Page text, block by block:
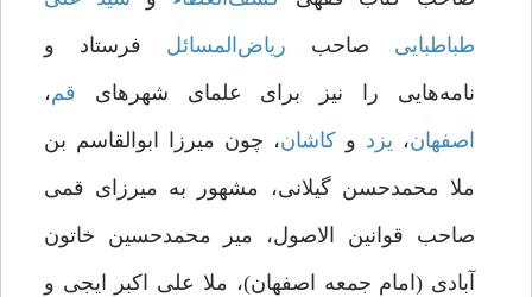
طباطبایی صاحب ریاض المسائل فرستاد و
نامه‌هایی را نیز برای علمای شهرهای قم،
اصفهان، یزد وکاشان، چون میرزا ابوالقاسم ‌بن
ملا محمدحسن گیلانی، مشهور به میرزای قمی
صاحب قوانین الاصول، میر محمدحسین خاتون
آبادی (امام جمعه اصفهان)، ملا علی اکبر ایجی و